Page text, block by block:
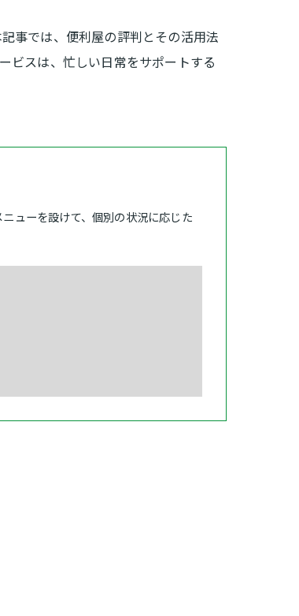
事では、便利屋の評判とその活用法
ビスは、忙しい日常をサポートする
ューを設けて、個別の状況に応じた